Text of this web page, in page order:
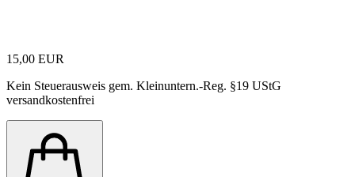
15,00 EUR
Kein Steuerausweis gem. Kleinuntern.-Reg. §19 UStG
versandkostenfrei